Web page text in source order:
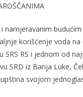
namjeravanim
korišćenje voda
SRS RS i jednom od
SRD iz Banja Luke,
svojom